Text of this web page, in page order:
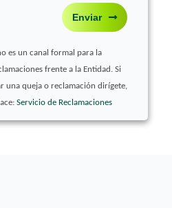
Enviar
es un canal formal para la
frente a la Entidad. Si
una queja o reclamación dirígete,
Servicio de Reclamaciones